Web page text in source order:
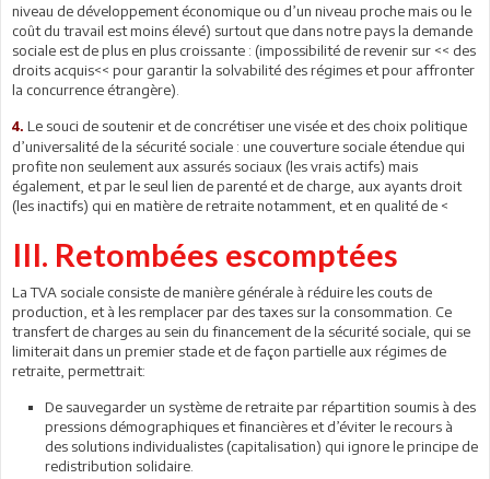
niveau de développement économique ou d’un niveau proche mais ou le
coût du travail est moins élevé) surtout que dans notre pays la demande
sociale est de plus en plus croissante : (impossibilité de revenir sur << des
droits acquis<< pour garantir la solvabilité des régimes et pour affronter
la concurrence étrangère).
4. Le souci de soutenir et de concrétiser une visée et des choix politique
d’universalité de la sécurité sociale : une couverture sociale étendue qui
profite non seulement aux assurés sociaux (les vrais actifs) mais
également, et par le seul lien de parenté et de charge, aux ayants droit
(les inactifs) qui en matière de retraite notamment, et en qualité de <
III. Retombées escomptées
La TVA sociale consiste de manière générale à réduire les couts de
production, et à les remplacer par des taxes sur la consommation. Ce
transfert de charges au sein du financement de la sécurité sociale, qui se
limiterait dans un premier stade et de façon partielle aux régimes de
retraite, permettrait:
De sauvegarder un système de retraite par répartition soumis à des
pressions démographiques et financières et d’éviter le recours à
des solutions individualistes (capitalisation) qui ignore le principe de
redistribution solidaire.